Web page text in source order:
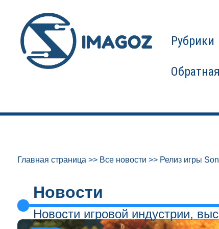
Рубрики
Главная страница >> Все новости >> Релиз игры
Новости
Новости игровой индустрии,